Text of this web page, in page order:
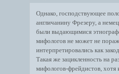
Однако, господствующее
англичанину Фрезеру, а
были выдающимися
мифологов не может не
интерпретировались как
Такая же зацикленность на
мифологов-фрейдистов, хотя